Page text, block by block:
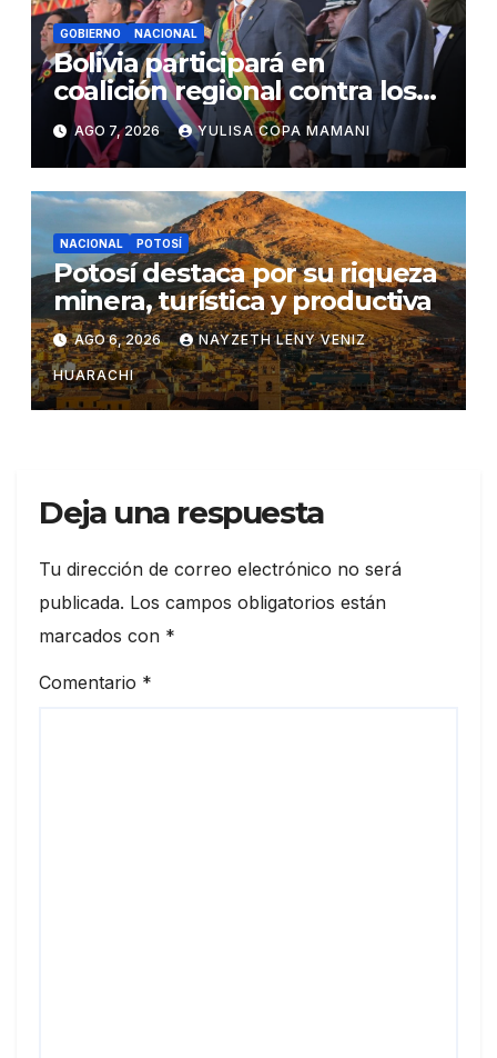
GOBIERNO NACIONAL
Bolivia participará en
coalición regional contra los
cárteles del narcotráfico
AGO 7, 2026 YULISA COPA MAMANI
NACIONAL POTOSÍ
Potosí destaca por su riqueza
minera, turística y productiva
AGO 6, 2026 NAYZETH LENY VENIZ
HUARACHI
Deja una respuesta
Tu dirección de correo electrónico no será
publicada. Los campos obligatorios están
marcados con *
Comentario *